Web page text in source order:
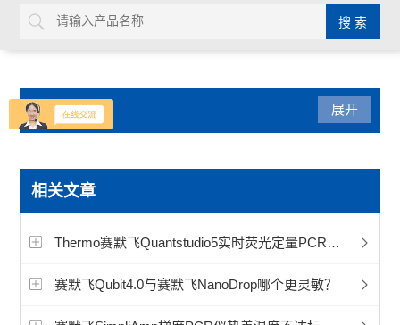
产品分类
USHIO牛尾检查光源装置检查灯
显微镜相机
徕卡Mateo TL倒置数字显微镜
孚约显微镜摄像头相机
展开
相关文章
Thermo赛默飞Quantstudio5实时荧光定量PCR实验的下一步需要做什么？
赛默飞Qubit4.0与赛默飞NanoDrop哪个更灵敏？